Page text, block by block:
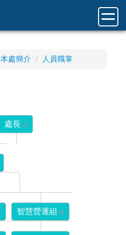
本處簡介 人員職掌
處長
智慧營運組